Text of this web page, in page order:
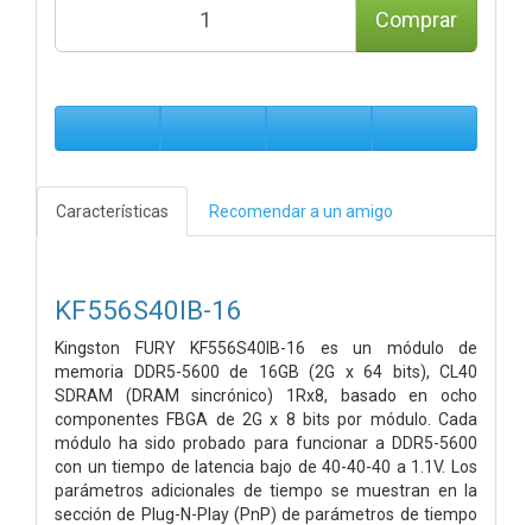
Comprar
Características Recomendar a un amigo
KF556S40IB-16
Kingston FURY KF556S40IB-16 es un módulo de
memoria DDR5-5600 de 16GB (2G x 64 bits), CL40
SDRAM (DRAM sincrónico) 1Rx8, basado en ocho
componentes FBGA de 2G x 8 bits por módulo. Cada
módulo ha sido probado para funcionar a DDR5-5600
con un tiempo de latencia bajo de 40-40-40 a 1.1V. Los
parámetros adicionales de tiempo se muestran en la
sección de Plug-N-Play (PnP) de parámetros de tiempo